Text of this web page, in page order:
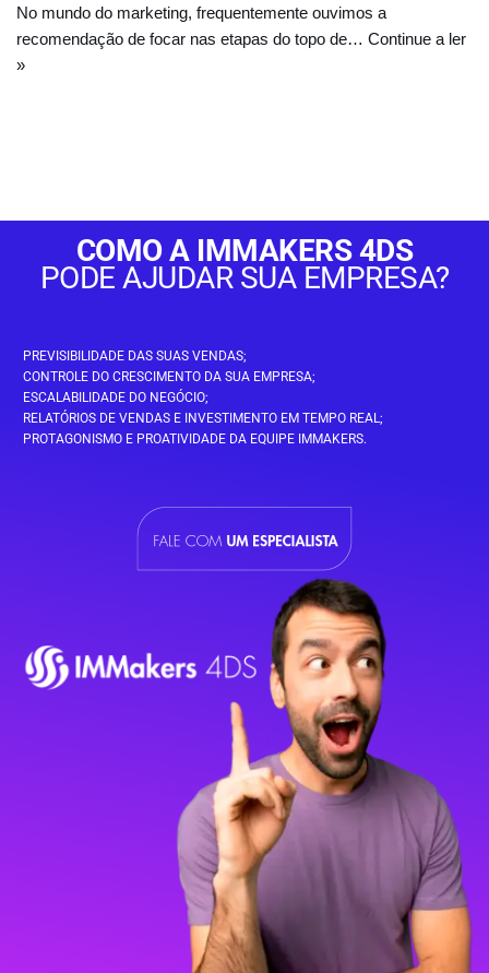
No mundo do marketing, frequentemente ouvimos a
recomendação de focar nas etapas do topo de… Continue a ler
»
COMO A IMMAKERS 4DS
PODE AJUDAR SUA EMPRESA?
PREVISIBILIDADE DAS SUAS VENDAS;
CONTROLE DO CRESCIMENTO DA SUA EMPRESA;
ESCALABILIDADE DO NEGÓCIO;
RELATÓRIOS DE VENDAS E INVESTIMENTO EM TEMPO REAL;
PROTAGONISMO E PROATIVIDADE DA EQUIPE IMMAKERS.